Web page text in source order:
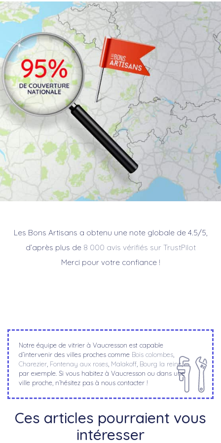
Les Bons Artisans a obtenu une note globale de 4.5/5,
d’après plus de 8 000 avis vérifiés sur TrustPilot
Merci pour votre confiance !
Notre équipe de vitrier à Vaucresson est capable
d’intervenir des villes proches comme Bois colombes
Charezier Fontenay aux roses Malakoff Bourg la reine,
par exemple. Si vous habitez à Vaucresson ou dans une
ville proche, n’hésitez pas à nous contacter !
Ces articles pourraient vous
intéresser